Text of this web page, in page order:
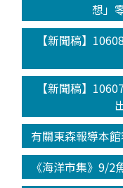
想」
【新聞稿】
【新聞稿】
有關東森報導本
《海洋市集》9/2